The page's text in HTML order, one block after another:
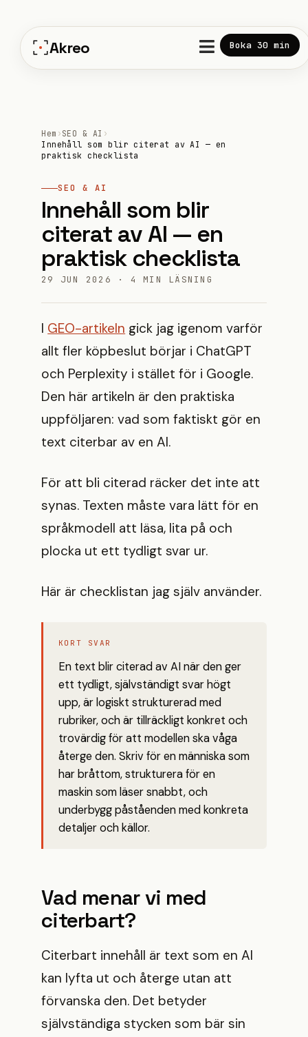
innehåll Akreo Boka 30 min
Hem › SEO & AI ›
Innehåll som blir citerat av AI — en
praktisk checklista
SEO & AI
Innehåll som blir
citerat av AI — en
praktisk checklista
29 JUN 2026 · 4 MIN LÄSNING
I GEO-artikeln gick jag igenom varför
allt fler köpbeslut börjar i ChatGPT
och Perplexity i stället för i Google.
Den här artikeln är den praktiska
uppföljaren: vad som faktiskt gör en
text citerbar av en AI.
För att bli citerad räcker det inte att
synas. Texten måste vara lätt för en
språkmodell att läsa, lita på och
plocka ut ett tydligt svar ur.
Här är checklistan jag själv använder.
KORT SVAR
En text blir citerad av AI när den ger
ett tydligt, självständigt svar högt
upp, är logiskt strukturerad med
rubriker, och är tillräckligt konkret och
trovärdig för att modellen ska våga
återge den. Skriv för en människa som
har bråttom, strukturera för en
maskin som läser snabbt, och
underbygg påståenden med konkreta
detaljer och källor.
Vad menar vi med
citerbart?
Citerbart innehåll är text som en AI
kan lyfta ut och återge utan att
förvanska den. Det betyder
självständiga stycken som bär sin